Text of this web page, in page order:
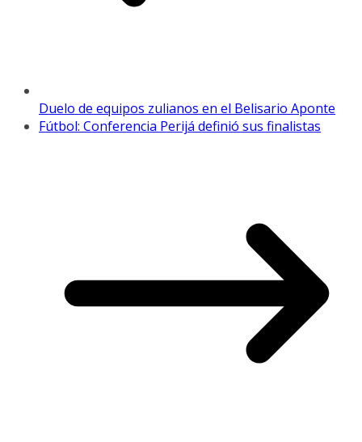
Duelo de equipos zulianos en el Belisario Aponte
Fútbol: Conferencia Perijá definió sus finalistas